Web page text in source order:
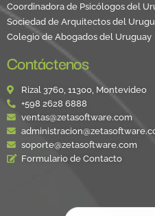
Coordinadora de Psicólogos del
Sociedad de Arquitectos del
Colegio de Abogados del Uruguay
Contáctenos
Rizal 3760, 11300, Montevideo
+598 2628 6888
ventas@zetasoftware.com
soporte@zetasoftware.com
Formulario de Contacto